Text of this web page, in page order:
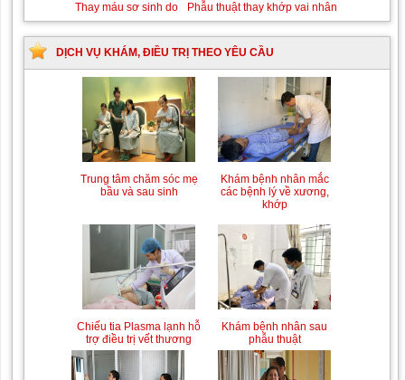
Thay máu sơ sinh do bất đồng nhóm máu
DỊCH VỤ KHÁM, ĐIỀU TRỊ THEO YÊU CẦU
Trung tâm chăm sóc mẹ
bầu và sau sinh
Khám bệnh nhân mắc
các bệnh lý về xương,
khớp
Chiếu tia Plasma lạnh hỗ
trợ điều trị vết thương
Khám bệnh nhân sau
phẫu thuật